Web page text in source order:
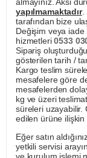
yapılmamaktadır.
tarafından bize
Değişim veya iade
hizmetleri0533
Sipariş
gösterilen tarih /
Kargo teslim
mesafelere göre
mesafelerden
kg ve üzeri
süreleri uzayabilir.
edilen ürüne
Eğer satın
yetkili servisi